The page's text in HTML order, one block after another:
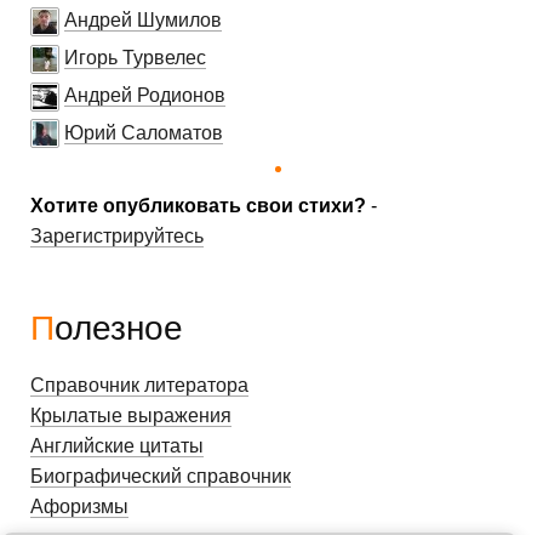
Андрей Шумилов
Игорь Турвелес
Андрей Родионов
Юрий Саломатов
Хотите опубликовать свои стихи? -
Зарегистрируйтесь
Полезное
Справочник литератора
Крылатые выражения
Английские цитаты
Биографический справочник
Афоризмы